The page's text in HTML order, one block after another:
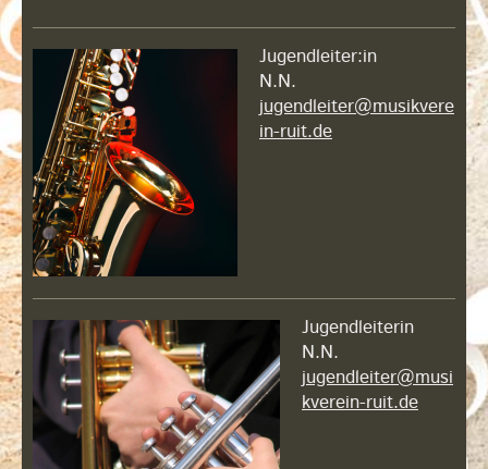
Jugendleiter:in
N.N.
jugendleiter@musikvere
in-ruit.de
Jugendleiterin
N.N.
jugendleiter@musi
kverein-ruit.de